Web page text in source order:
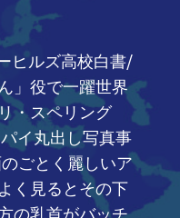
ヒルズ高校白書/
」役で一躍世界
・スペリング
イ丸出し写真事
ごとく麗しいア
く見るとその下
の乳首がバッチ